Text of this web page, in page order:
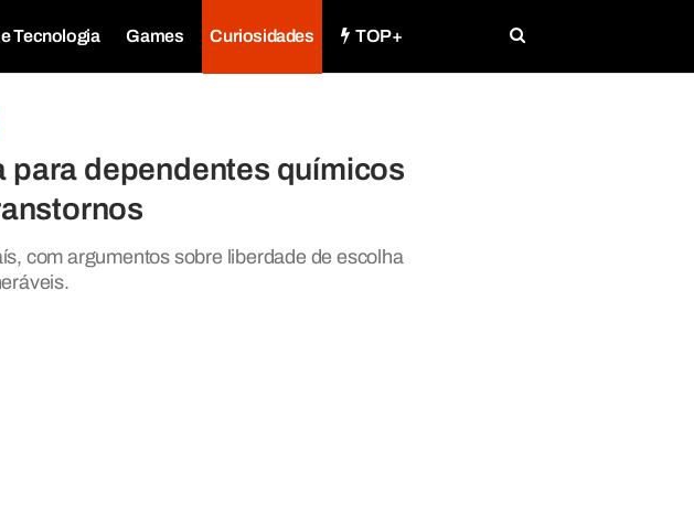
Tecnologia Games Curiosidades TOP+
para dependentes químicos
com argumentos sobre liberdade de escolha